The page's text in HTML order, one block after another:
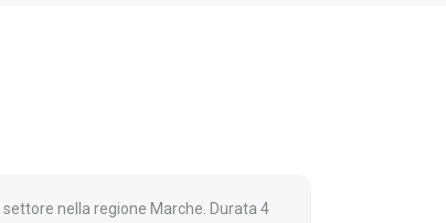
nella regione Marche. Durata 4